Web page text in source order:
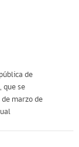
de
, que se
marzo de